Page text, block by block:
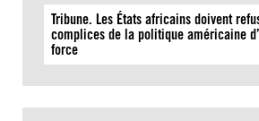
Tribune. Les États africains doivent
complices de la politique américaine
force